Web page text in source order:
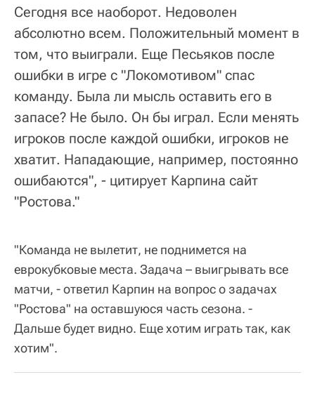
Сегодня все наоборот. Недоволен
абсолютно всем. Положительный момент в
том, что выиграли. Еще Песьяков после
ошибки в игре с "Локомотивом" спас
команду. Была ли мысль оставить его в
запасе? Не было. Он бы играл. Если менять
игроков после каждой ошибки, игроков не
хватит. Нападающие, например, постоянно
ошибаются", - цитирует Карпина сайт
"Ростова."
"Команда не вылетит, не поднимется на
еврокубковые места. Задача – выигрывать все
матчи, - ответил Карпин на вопрос о задачах
"Ростова" на оставшуюся часть сезона. -
Дальше будет видно. Еще хотим играть так, как
хотим".